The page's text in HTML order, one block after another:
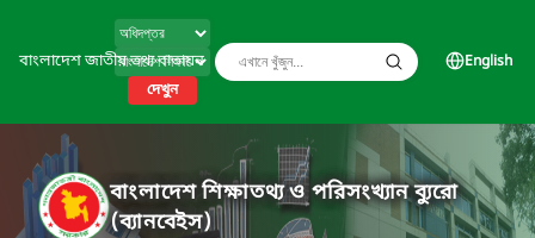
বাংলাদেশ জাতীয় তথ্য বাতায়ন
দেখুন
English
বাংলাদেশ শিক্ষাতথ্য ও পরিসংখ্যান ব্যুরো
(ব্যানবেইস)